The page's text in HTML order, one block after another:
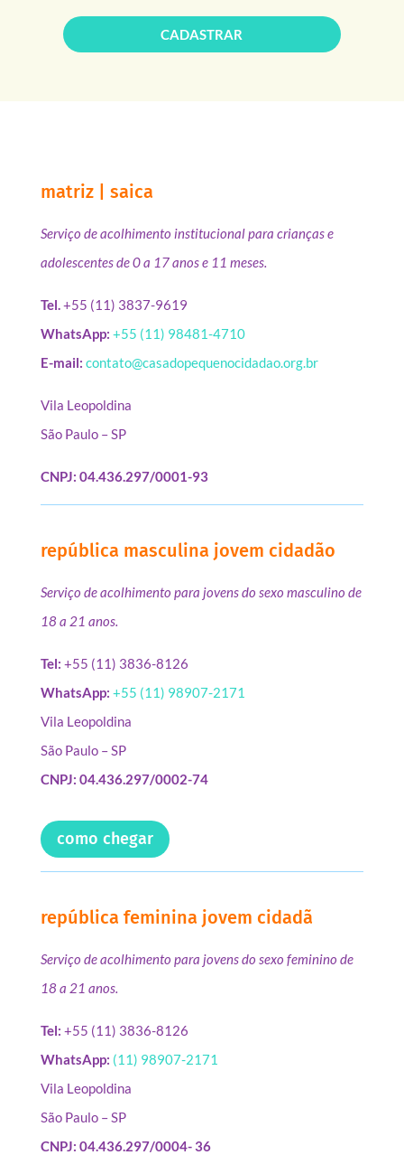
CADASTRAR
matriz | saica
Serviço de acolhimento institucional para crianças e
adolescentes de 0 a 17 anos e 11 meses.
Tel.+55 (11) 3837-9619
WhatsApp: +55 (11) 98481-4710
E-mail: contato@casadopequenocidadao.org.br
Vila Leopoldina
São Paulo – SP
CNPJ: 04.436.297/0001-93
república masculina jovem cidadão
Serviço de acolhimento para jovens do sexo masculino de
18 a 21 anos.
Tel: +55 (11) 3836-8126
WhatsApp: +55 (11) 98907-2171
Vila Leopoldina
São Paulo – SP
CNPJ: 04.436.297/0002-74
como chegar
república feminina jovem cidadã
Serviço de acolhimento para jovens do sexo feminino de
18 a 21 anos.
Tel: +55 (11) 3836-8126
WhatsApp: (11) 98907-2171
Vila Leopoldina
São Paulo – SP
CNPJ: 04.436.297/0004- 36